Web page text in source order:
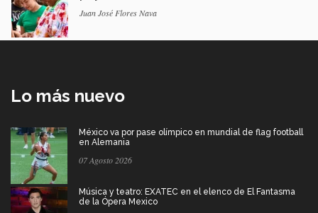
Juan José Flores Nava
Lo más nuevo
México va por pase olímpico en mundial de flag football
en Alemania
07 Agosto 2026
Música y teatro: EXATEC en el elenco de El Fantasma
de la Ópera Mexico